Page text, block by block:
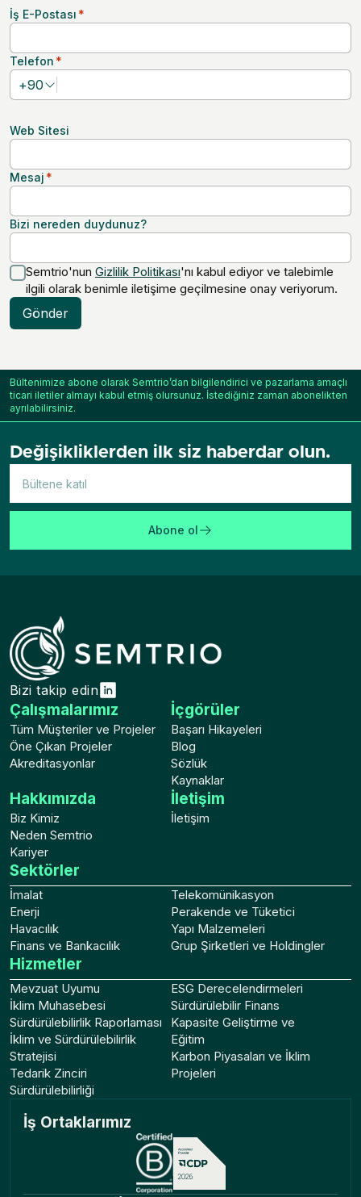
İş E-Postası *
Telefon *
+90
Web Sitesi
Mesaj *
Bizi nereden duydunuz?
Semtrio'nun Gizlilik Politikası'nı kabul ediyor ve talebimle
ilgili olarak benimle iletişime geçilmesine onay veriyorum.
Gönder
Bültenimize abone olarak Semtrio’dan bilgilendirici ve pazarlama amaçlı
ticari iletiler almayı kabul etmiş olursunuz. İstediğiniz zaman abonelikten
ayrılabilirsiniz.
Değişikliklerden ilk siz haberdar olun.
Abone ol
Bizi takip edin
Hizmetler
Mevzuat Uyumu
İklim Muhasebesi
Sürdürülebilirlik Raporlaması
İklim ve Sürdürülebilirlik
Stratejisi
Tedarik Zinciri
Sürdürülebilirliği
ESG Derecelendirmeleri
Sürdürülebilir Finans
Kapasite Geliştirme ve
Eğitim
Karbon Piyasaları ve İklim
Projeleri
Sektörler
İmalat
Enerji
Havacılık
Finans ve Bankacılık
Telekomünikasyon
Perakende ve Tüketici
Yapı Malzemeleri
Grup Şirketleri ve Holdingler
Çalışmalarımız
Tüm Müşteriler ve Projeler
Öne Çıkan Projeler
Akreditasyonlar
İçgörüler
Başarı Hikayeleri
Blog
Sözlük
Kaynaklar
Hakkımızda
Biz Kimiz
Neden Semtrio
Kariyer
İletişim
İletişim
İş Ortaklarımız